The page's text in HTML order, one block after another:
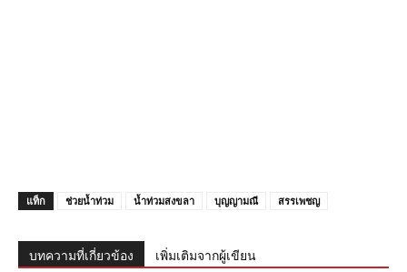
แท็ก ช่วยน้ำท่วม น้ำท่วมสงขลา บุญญามณี สรรเพชญ
บทความที่เกี่ยวข้อง เพิ่มเติมจากผู้เขียน